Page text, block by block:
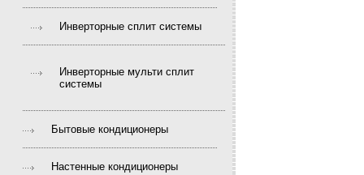
Инверторные сплит системы
Инверторные мульти сплит
системы
Бытовые кондиционеры
Настенные кондиционеры